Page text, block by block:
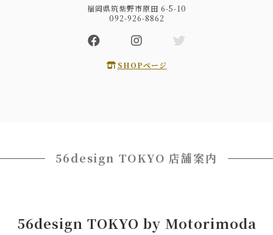
福岡県筑紫野市原田 6-5-10
092-926-8862
SHOPページ
56design TOKYO 店舗案内
56design TOKYO by Motorimoda